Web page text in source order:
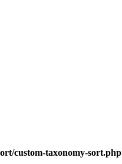
custom-taxonomy-sort.php